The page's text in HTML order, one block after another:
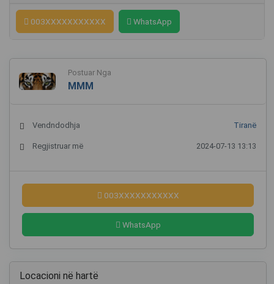
003XXXXXXXXXXX WhatsApp
Postuar Nga
MMM
Vendndodhja Tiranë
Regjistruar më 2024-07-13 13:13
003XXXXXXXXXXX
WhatsApp
Locacioni në hartë